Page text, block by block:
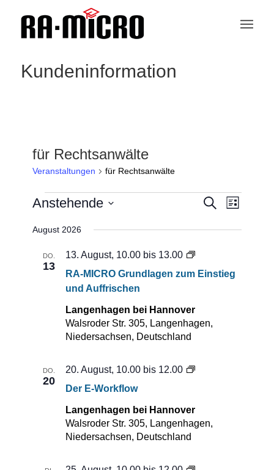
Kundeninformation
für Rechtsanwälte
Veranstaltungen für Rechtsanwälte
Veranstaltungen
Veranstaltungen
Such-
SucheAnsichten-
Liste
Anstehende
wählen.
August 2026
DO.
13
RA-MICRO Grundlagen zum Einstieg
und Auffrischen
13. August, 10.00 bis 13.00
RA-
MICRO
Grundlagen
Einstieg
und
Langenhagen bei Hannover
Walsroder Str. 305, Langenhagen,
Niedersachsen, Deutschland
DO.
20
Der E-Workflow
20. August, 10.00 bis 12.00
Der
Langenhagen bei Hannover
Walsroder Str. 305, Langenhagen,
Niedersachsen, Deutschland